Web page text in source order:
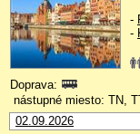
-
-
Doprava:
nástupné miesto: TN,
02.09.2026